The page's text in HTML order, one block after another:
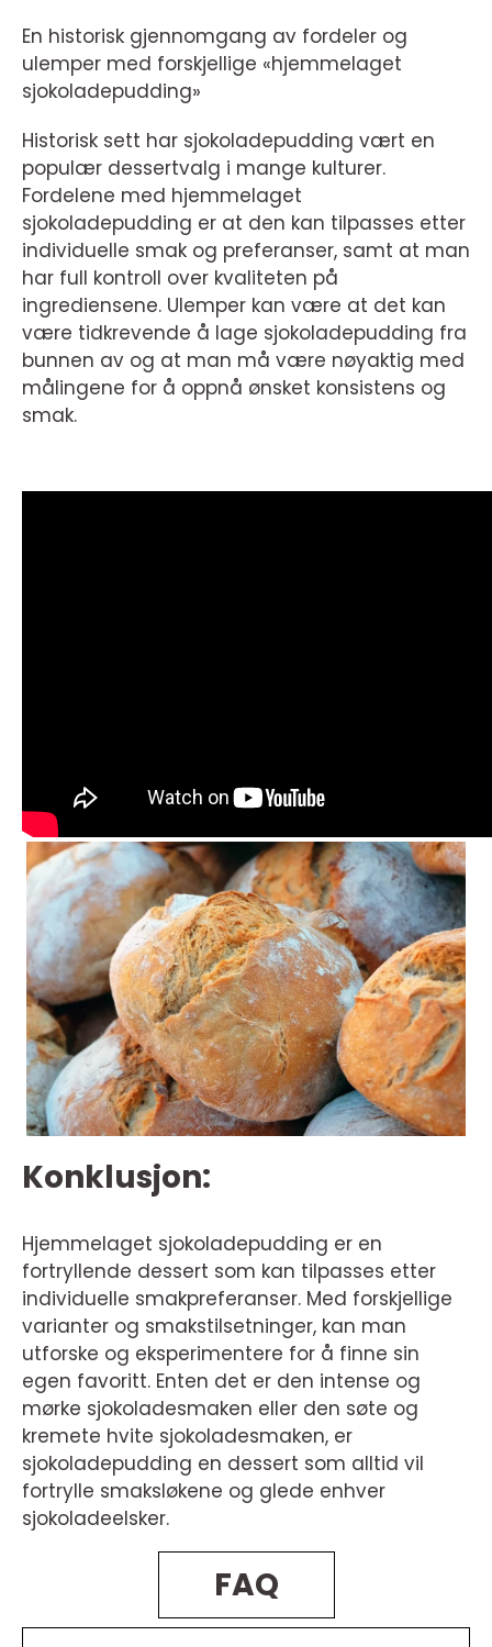
En historisk gjennomgang av fordeler og
ulemper med forskjellige «hjemmelaget
sjokoladepudding»
Historisk sett har sjokoladepudding vært en
populær dessertvalg i mange kulturer.
Fordelene med hjemmelaget
sjokoladepudding er at den kan tilpasses etter
individuelle smak og preferanser, samt at man
har full kontroll over kvaliteten på
ingrediensene. Ulemper kan være at det kan
være tidkrevende å lage sjokoladepudding fra
bunnen av og at man må være nøyaktig med
målingene for å oppnå ønsket konsistens og
smak.
Konklusjon:
Hjemmelaget sjokoladepudding er en
fortryllende dessert som kan tilpasses etter
individuelle smakpreferanser. Med forskjellige
varianter og smakstilsetninger, kan man
utforske og eksperimentere for å finne sin
egen favoritt. Enten det er den intense og
mørke sjokoladesmaken eller den søte og
kremete hvite sjokoladesmaken, er
sjokoladepudding en dessert som alltid vil
fortrylle smaksløkene og glede enhver
sjokoladeelsker.
FAQ